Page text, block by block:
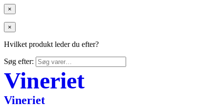
×
×
Hvilket produkt leder du efter?
Søg efter:
Vineriet
Vineriet